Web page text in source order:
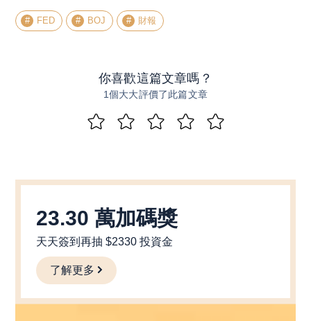
FED BOJ 財報
你喜歡這篇文章嗎？
1個大大評價了此篇文章
23.30 萬加碼獎
天天簽到再抽 $2330 投資金
了解更多